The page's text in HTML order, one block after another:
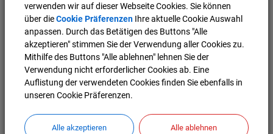
Übersicht der Schließtage des Hallenbades
2026
Copyright: Markt Manching
verwenden wir auf dieser Webseite Cookies. Sie können
über dieCookie Präferenzen Ihre aktuelle Cookie Auswahl
anpassen. Durch das Betätigen des Buttons "Alle
akzeptieren" stimmen Sie der Verwendung aller Cookies zu.
Mithilfe des Buttons "Alle ablehnen" lehnen Sie der
Verwendung nicht erforderlicher Cookies ab. Eine
Auflistung der verwendeten Cookies finden Sie ebenfalls in
unseren Cookie Präferenzen.
Alle akzeptieren Alle ablehnen